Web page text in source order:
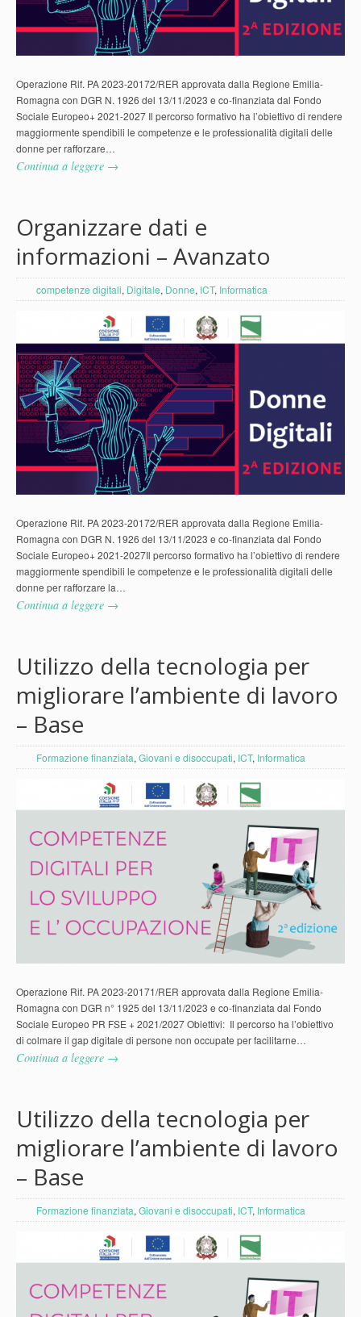
Operazione Rif. PA 2023-20172/RER approvata dalla Regione Emilia-
Romagna con DGR N. 1926 del 13/11/2023 e co-finanziata dal Fondo
Sociale Europeo+ 2021-2027 Il percorso formativo ha l’obiettivo di rendere
maggiormente spendibili le competenze e le professionalità digitali delle
donne per rafforzare…
Continua a leggere →
Organizzare dati e
informazioni – Avanzato
competenze digitali, Digitale, Donne, ICT, Informatica
Operazione Rif. PA 2023-20172/RER approvata dalla Regione Emilia-
Romagna con DGR N. 1926 del 13/11/2023 e co-finanziata dal Fondo
Sociale Europeo+ 2021-2027Il percorso formativo ha l’obiettivo di rendere
maggiormente spendibili le competenze e le professionalità digitali delle
donne per rafforzare la…
Continua a leggere →
Utilizzo della tecnologia per
migliorare l’ambiente di lavoro
– Base
Formazione finanziata, Giovani e disoccupati, ICT, Informatica
Operazione Rif. PA 2023-20171/RER approvata dalla Regione Emilia-
Romagna con DGR n° 1925 del 13/11/2023 e co-finanziata dal Fondo
Sociale Europeo PR FSE + 2021/2027 Obiettivi: Il percorso ha l’obiettivo
di colmare il gap digitale di persone non occupate per facilitarne…
Continua a leggere →
Utilizzo della tecnologia per
migliorare l’ambiente di lavoro
– Base
Formazione finanziata, Giovani e disoccupati, ICT, Informatica